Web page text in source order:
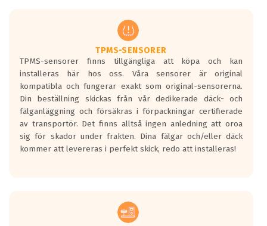
regelverket som introduceras år 2016.
Ett däck med två svarta vågor är redan
godkända för år 2016 nya regelverk.
Ett däck med en svart våg kommer vara
minst tre decibel tystare än det
regelverk som börjar gälla 2016.
TPMS-SENSORER
TPMS-sensorer finns tillgängliga att köpa och kan
installeras här hos oss. Våra sensorer är original
kompatibla och fungerar exakt som original-sensorerna.
Din beställning skickas från vår dedikerade däck- och
fälganläggning och försäkras i förpackningar certifierade
av transportör. Det finns alltså ingen anledning att oroa
sig för skador under frakten. Dina fälgar och/eller däck
kommer att levereras i perfekt skick, redo att installeras!